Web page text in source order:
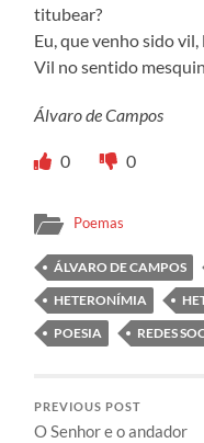
titubear?
Eu, que venho sido
Vil no sentido
Álvaro de Campos
0 0
Poemas
ÁLVARO DE CAMPOS
HETERONÍMIA
POESIA
REDES
PREVIOUS POST
O Senhor e o andador